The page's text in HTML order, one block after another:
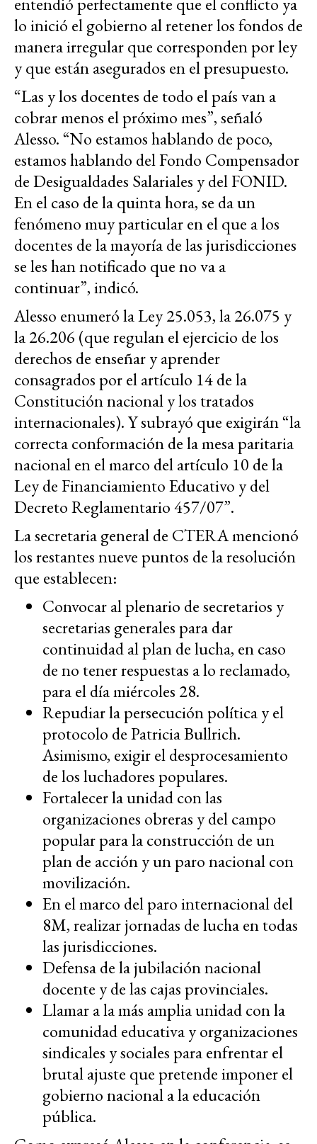
lo inició el gobierno al retener los fondos de
manera irregular que corresponden por ley
y que están asegurados en el presupuesto.
“Las y los docentes de todo el país van a
cobrar menos el próximo mes”, señaló
Alesso. “No estamos hablando de poco,
estamos hablando del Fondo Compensador
de Desigualdades Salariales y del FONID.
En el caso de la quinta hora, se da un
fenómeno muy particular en el que a los
docentes de la mayoría de las jurisdicciones
se les han notificado que no va a
continuar”, indicó.
Alesso enumeró la Ley 25.053, la 26.075 y
la 26.206 (que regulan el ejercicio de los
derechos de enseñar y aprender
consagrados por el artículo 14 de la
Constitución nacional y los tratados
internacionales). Y subrayó que exigirán “la
correcta conformación de la mesa paritaria
nacional en el marco del artículo 10 de la
Ley de Financiamiento Educativo y del
Decreto Reglamentario 457/07”.
La secretaria general de CTERA mencionó
los restantes nueve puntos de la resolución
que establecen:
Convocar al plenario de secretarios y
secretarias generales para dar
continuidad al plan de lucha, en caso
de no tener respuestas a lo reclamado,
para el día miércoles 28.
Repudiar la persecución política y el
protocolo de Patricia Bullrich.
Asimismo, exigir el desprocesamiento
de los luchadores populares.
Fortalecer la unidad con las
organizaciones obreras y del campo
popular para la construcción de un
plan de acción y un paro nacional con
movilización.
En el marco del paro internacional del
8M, realizar jornadas de lucha en todas
las jurisdicciones.
Defensa de la jubilación nacional
docente y de las cajas provinciales.
Llamar a la más amplia unidad con la
comunidad educativa y organizaciones
sindicales y sociales para enfrentar el
brutal ajuste que pretende imponer el
gobierno nacional a la educación
pública.